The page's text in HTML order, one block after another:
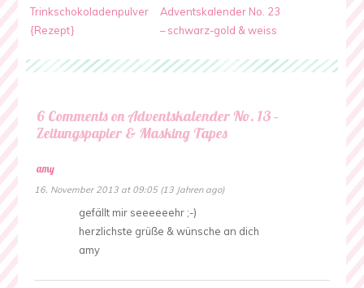
Trinkschokoladenpulver
{Rezept}
Adventskalender No. 23
– schwarz-gold & weiss
6 Comments on Adventskalender No. 13 –
Zeitungspapier & Masking Tapes
amy
16. November 2013 at 09:05 (13 Jahren ago)
gefällt mir seeeeeehr ;-)
herzlichste grüße & wünsche an dich
amy